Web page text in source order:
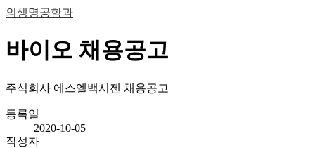
의생명공학과
바이오 채용공고
주식회사 에스엘백시젠 채용공고
등록일
2020-10-05
작성자